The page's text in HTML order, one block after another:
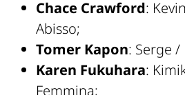
Chace Crawford:
Abisso;
Tomer Kapon: Serge /
Karen Fukuhara:
Femmina;